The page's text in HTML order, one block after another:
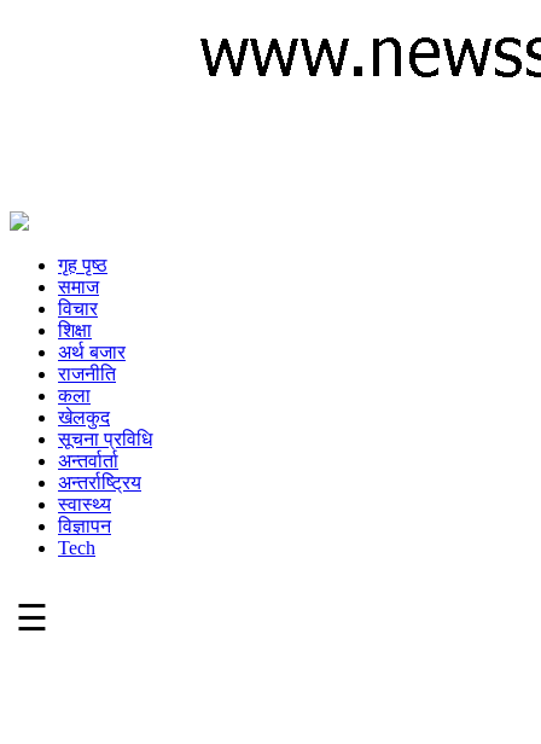
गृह पृष्ठ
समाज
विचार
शिक्षा
अर्थ बजार
राजनीति
कला
खेलकुद
सूचना प्रविधि
अन्तर्वार्ता
अन्तर्राष्ट्रिय
स्वास्थ्य
विज्ञापन
Tech
☰